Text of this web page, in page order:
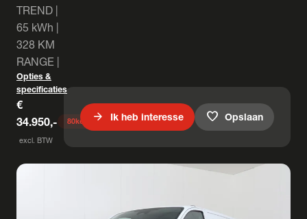
TREND |
65 kWh |
328 KM
RANGE |
Opties &
specificaties
€
34.950,-
excl. BTW
80keer bekeken
arrow_forward Ik heb interesse favorite Opslaan